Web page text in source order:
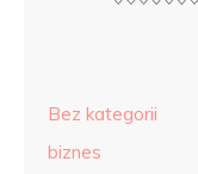
Bez kategorii
biznes